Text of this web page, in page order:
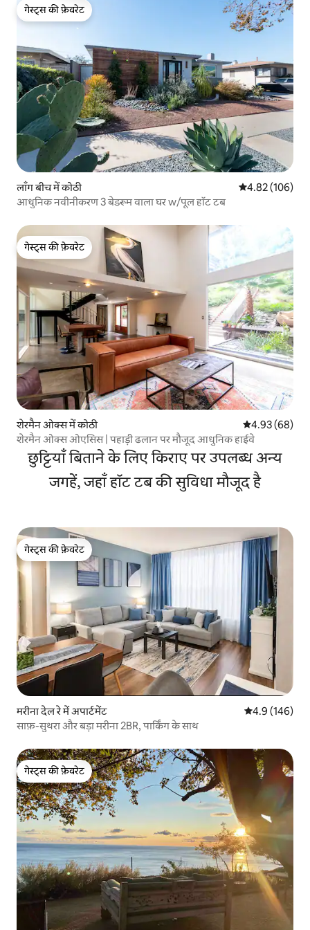
गेस्ट्स की फ़ेवरेट
गेस्ट्स की फ़ेवरेट
लाँग बीच में कोठी औसत रेटिंग 5 में से
4.82 (106)
आधुनिक नवीनीकरण 3 बेडरूम वाला घर w/पूल हॉट टब
गेस्ट्स की फ़ेवरेट
गेस्ट्स की फ़ेवरेट
शेरमैन ओक्स में कोठी औसत रेटिंग 5 में
4.93 (68)
शेरमैन ओक्स ओएसिस | पहाड़ी ढलान पर मौजूद आधुनिक हाईवे
छुट्टियाँ बिताने के लिए किराए पर उपलब्ध अन्य
जगहें, जहाँ हॉट टब की सुविधा मौजूद है
गेस्ट्स की फ़ेवरेट
गेस्ट्स की फ़ेवरेट
मरीना देल रे में अपार्टमेंट औसत रेटिंग 5 में
4.9 (146)
साफ़-सुथरा और बड़ा मरीना 2BR, पार्किंग के साथ
गेस्ट्स की फ़ेवरेट
गेस्ट्स की फ़ेवरेट